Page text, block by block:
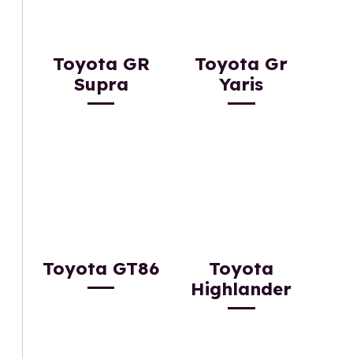
Toyota GR
Supra
Toyota Gr
Yaris
Toyota GT86
Toyota
Highlander